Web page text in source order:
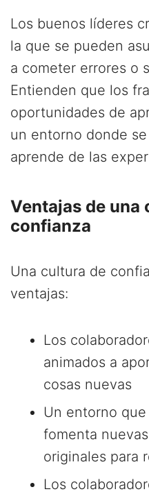
Los buenos líderes
la que se pueden
a cometer errores o
Entienden que los
oportunidades de
un entorno donde
aprende de las
Ventajas de una
confianza
Una cultura de
ventajas:
Los
animados a
cosas nuevas
Un entorno
fomenta
originales para
Los